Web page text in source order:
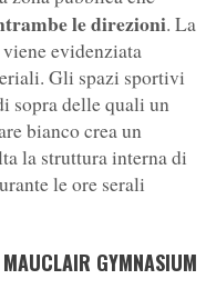
le direzioni. La
evidenziata
Gli spazi sportivi
sopra delle quali un
bianco crea un
la struttura interna di
le ore serali
GYMNASIUM